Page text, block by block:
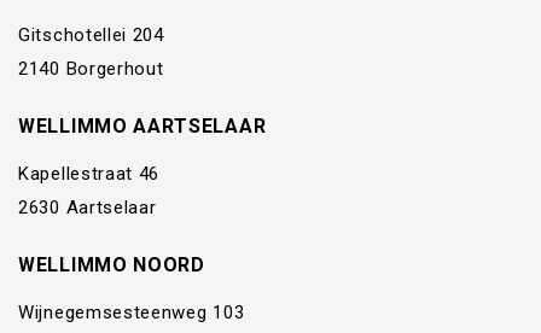
Gitschotellei 204
2140 Borgerhout
WELLIMMO AARTSELAAR
Kapellestraat 46
2630 Aartselaar
WELLIMMO NOORD
Wijnegemsesteenweg 103